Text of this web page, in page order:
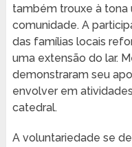
também trouxe à
comunidade. A
das famílias locais
uma extensão do lar.
demonstraram seu
envolver em
catedral.
A voluntariedade se